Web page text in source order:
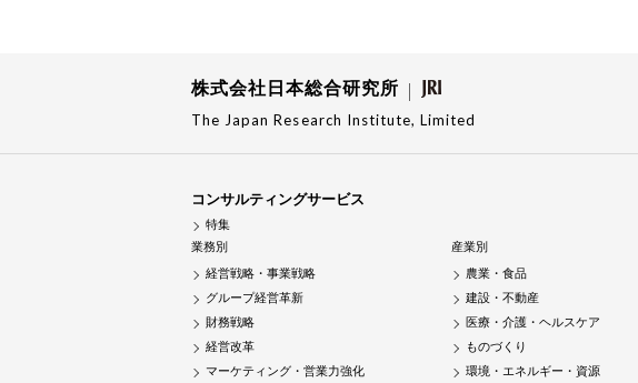
株式会社日本総合研究所
The Japan Research Institute, Limited
コンサルティングサービス
特集
業務別
経営戦略・事業戦略
グループ経営革新
財務戦略
経営改革
マーケティング・営業力強化
産業別
農業・食品
建設・不動産
医療・介護・ヘルスケア
ものづくり
環境・エネルギー・資源